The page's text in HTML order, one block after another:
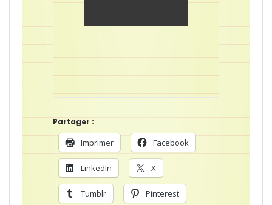
Partager :
Imprimer Facebook
LinkedIn X
Tumblr Pinterest